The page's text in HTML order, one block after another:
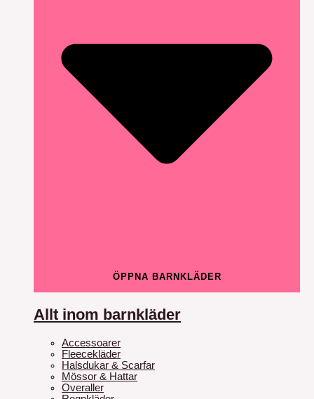
ÖPPNA BARNKLÄDER
Allt inom barnkläder
Accessoarer
Fleecekläder
Halsdukar & Scarfar
Mössor & Hattar
Overaller